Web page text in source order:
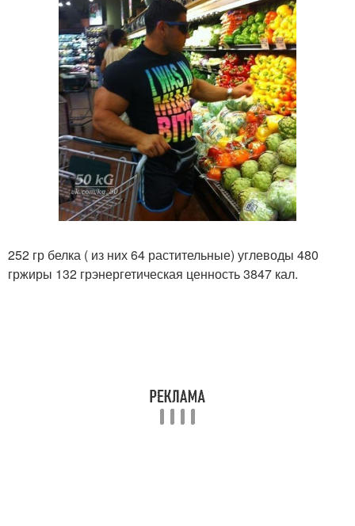
252 гр белка ( из них 64 растительные) углеводы 480
гржиры 132 грэнергетическая ценность 3847 кал.